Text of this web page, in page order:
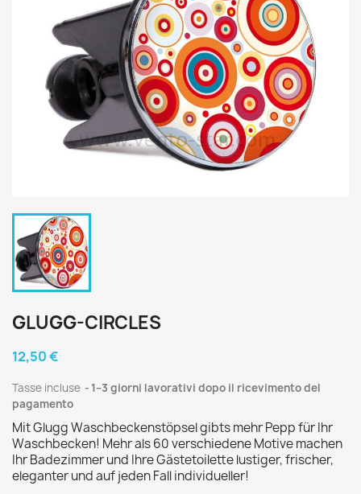
GLUGG-CIRCLES
12,50 €
Tasse incluse
1–3 giorni lavorativi dopo il ricevimento del
pagamento
Mit Glugg Waschbeckenstöpsel gibts mehr Pepp für Ihr
Waschbecken! Mehr als 60 verschiedene Motive machen
Ihr Badezimmer und Ihre Gästetoilette lustiger, frischer,
eleganter und auf jeden Fall individueller!